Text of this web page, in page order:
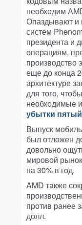
необходим
Опаздывают и
систем
президента и
операциям,
производство
еще до конца
архитектуре
для того,
необходимые
убытки
Выпуск
был отложен
довольно
мировой
на 30% в год.
AMD также
против ранее
долл.